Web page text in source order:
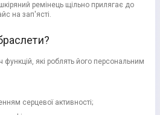
ремінець щільно прилягає до
на зап'ясті.
які роблять його персональним
серцевої активності;